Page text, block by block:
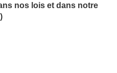
nos lois et dans notre